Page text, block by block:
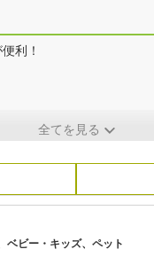
利！
全てを見る
ベビー・キッズ、ペット